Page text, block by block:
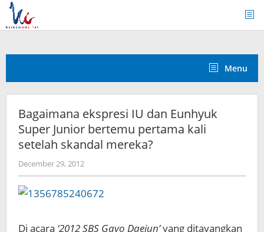
Skip
content
Menu
Bagaimana ekspresi IU dan Eunhyuk
Super Junior bertemu pertama kali
setelah skandal mereka?
December 29, 2012by
Koreanindo
Di acara ‘2012 SBS Gayo Daejun’yang ditayangkan